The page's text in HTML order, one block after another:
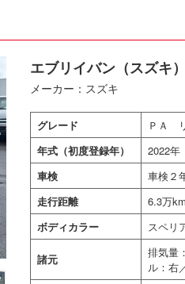
エブリイバン（スズキ）
メーカー：スズキ
グレード
ＰＡ
年式（初度登録年）
2022年
車検
車検２
走行距離
6.3万km
ボディカラー
スペリ
諸元
排気量
ル：右